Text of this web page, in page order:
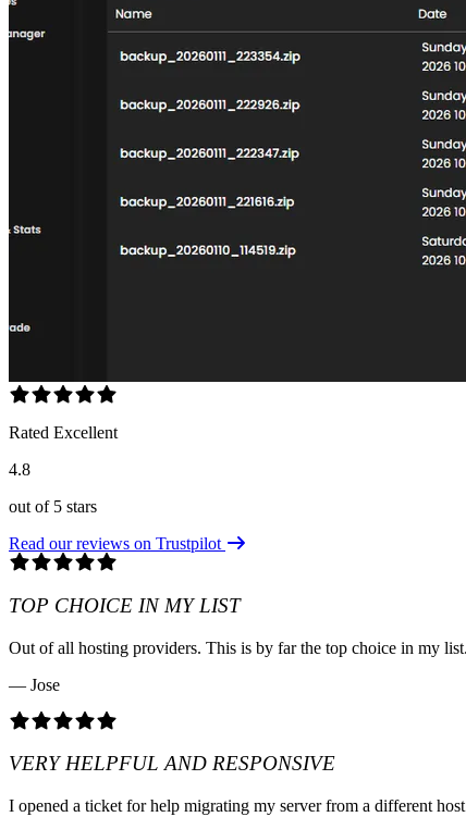
Rated Excellent
4.8
out of 5 stars
Read our reviews on Trustpilot
TOP CHOICE IN MY LIST
Out of all hosting providers. This is by far the top choice in my
— Jose
VERY HELPFUL AND RESPONSIVE
I opened a ticket for help migrating my server from a different